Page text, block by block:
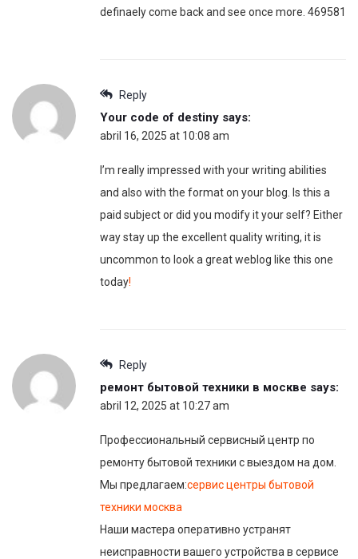
definaely come back and see once more. 469581
Reply
Your code of destiny says:
abril 16, 2025 at 10:08 am
I’m really impressed with your writing abilities
and also with the format on your blog. Is this a
paid subject or did you modify it your self? Either
way stay up the excellent quality writing, it is
uncommon to look a great weblog like this one
today!
Reply
ремонт бытовой техники в москве says:
abril 12, 2025 at 10:27 am
Профессиональный сервисный центр по
ремонту бытовой техники с выездом на дом.
Мы предлагаем:сервис центры бытовой
техники москва
Наши мастера оперативно устранят
неисправности вашего устройства в сервисе